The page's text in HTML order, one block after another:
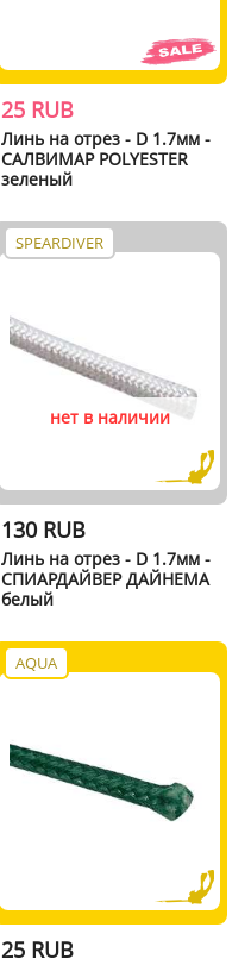
25 RUB
Линь на отрез - D 1.7мм -
САЛВИМАР POLYESTER
зеленый
SPEARDIVER
нет в наличии
130 RUB
Линь на отрез - D 1.7мм -
СПИАРДАЙВЕР ДАЙНЕМА
белый
AQUA
25 RUB